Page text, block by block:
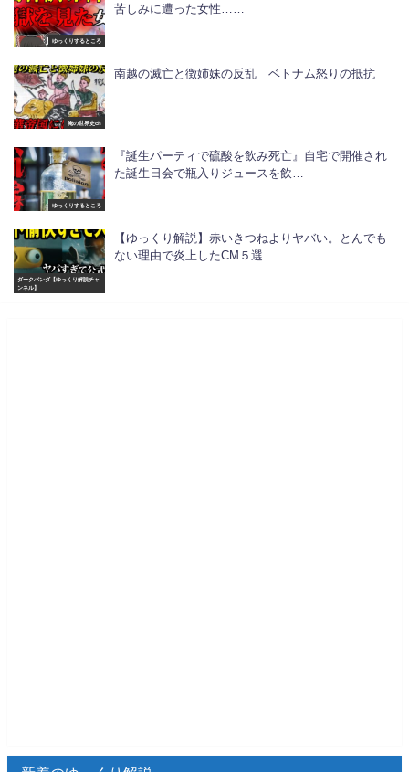
ゆっくりするところ
苦しみに遭った女性……
俺の世界史ch
南越の滅亡と徴姉妹の反乱 ベトナム怒りの抵抗
ゆっくりするところ
『誕生パーティで硫酸を飲み死亡』自宅で開催され
た誕生日会で瓶入りジュースを飲…
ダークパンダ【ゆっくり解説チャ
ンネル】
【ゆっくり解説】赤いきつねよりヤバい。とんでも
ない理由で炎上したCM５選